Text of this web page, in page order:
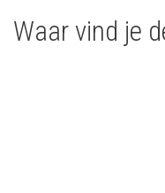
Waar vind je